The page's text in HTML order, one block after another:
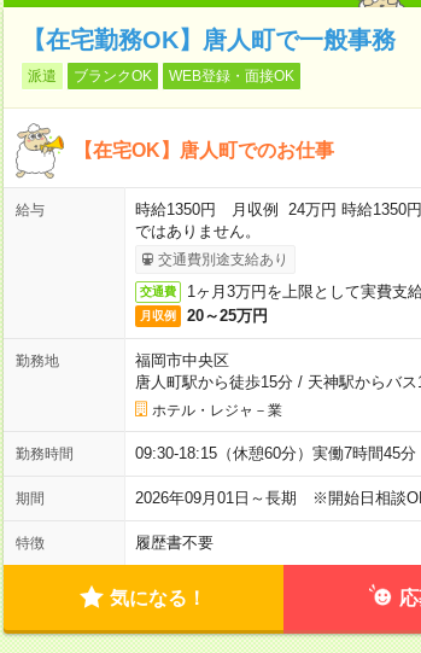
【在宅勤務OK】唐人町で一般事務
派遣 ブランクOK WEB登録・面接OK
【在宅OK】唐人町でのお仕事
給与
時給1350円 月収例 24万円 時給1350
ではありません。
交通費別途支給あり
交通費 1ヶ月3万円を上限として実費支
月収例 20～25万円
勤務地
福岡市中央区
唐人町駅から徒歩15分/ 天神駅からバス
ホテル・レジャ－業
勤務時間 09:30-18:15（休憩60分）実働7時間45分
期間 2026年09月01日～長期 ※開始日相談
特徴 履歴書不要
気になる！